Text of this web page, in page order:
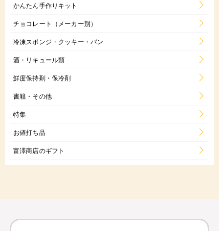
かんたん手作りキット
チョコレート（メーカー別）
冷凍スポンジ・クッキー・パン
酒・リキュール類
鮮度保持剤・保冷剤
書籍・その他
特集
お値打ち品
富澤商店のギフト